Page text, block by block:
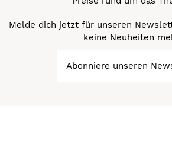
Melde dich jetzt für unseren
keine Neuheiten
Abonniere unseren